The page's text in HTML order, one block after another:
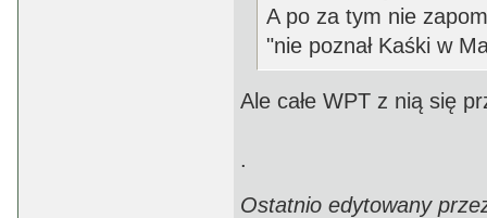
A po za tym nie
"nie poznał Kaśki w
Ale całe WPT z nią się
.
Ostatnio edytowany